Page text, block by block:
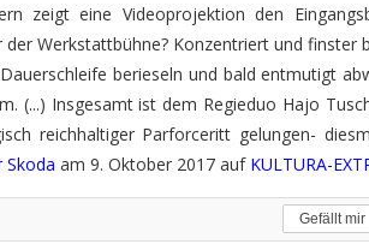
zeigt eine Videoprojektion den
Werkstattbühne? Konzentriert und finster
berieseln und bald entmutigt
(...) Insgesamt ist dem Regieduo Hajo
reichhaltiger Parforceritt gelungen-
Skoda am 9. Oktober 2017 auf KULTURA-
Gefällt mir